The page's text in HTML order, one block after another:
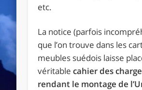
etc.
La notice (parfois
que l’on trouve dans les
meubles suédois laisse
véritablecahier des
rendant le montage de